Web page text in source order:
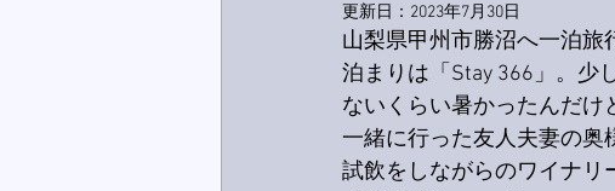
更新日： 2023年7月30日
山梨県甲州市勝沼へ一泊旅
泊まりは「Stay 366」。少
ないくらい暑かったんだけ
一緒に行った友人夫妻の奥
試飲をしながらのワイナリ